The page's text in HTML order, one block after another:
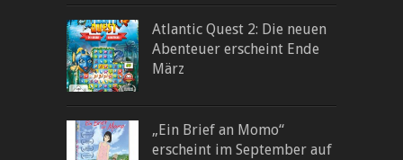
Atlantic Quest 2: Die neuen
Abenteuer erscheint Ende
März
„Ein Brief an Momo“
erscheint im September auf